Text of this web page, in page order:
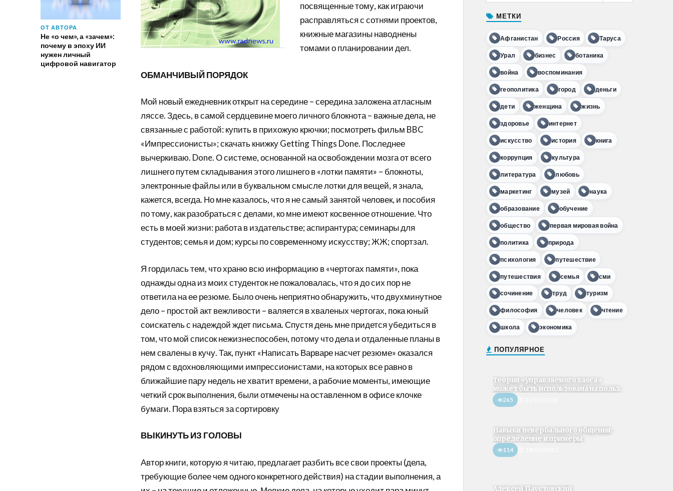
ОТ АВТОРА
Не «о чем», а «зачем»:
почему в эпоху ИИ
нужен личный
цифровой навигатор
посвященные тому, как играючи
расправляться с сотнями проектов,
книжные магазины наводнены
томами о планировании дел.
ОБМАНЧИВЫЙ ПОРЯДОК
Мой новый ежедневник открыт на середине – середина заложена атласным
ляссе. Здесь, в самой сердцевине моего личного блокнота – важные дела, не
связанные с работой: купить в прихожую крючки; посмотреть фильм BBC
«Импрессионисты»; скачать книжку Getting Things Done. Последнее
вычеркиваю. Done. О системе, основанной на освобождении мозга от всего
лишнего путем складывания этого лишнего в «лотки памяти» – блокноты,
электронные файлы или в буквальном смысле лотки для вещей, я знала,
кажется, всегда. Но мне казалось, что я не самый занятой человек, и пособия
по тому, как разобраться с делами, ко мне имеют косвенное отношение. Что
есть в моей жизни: работа в издательстве; аспирантура; семинары для
студентов; семья и дом; курсы по современному искусству; ЖЖ; спортзал.
Я гордилась тем, что храню всю информацию в «чертогах памяти», пока
однажды одна из моих студенток не пожаловалась, что я до сих пор не
ответила на ее резюме. Было очень неприятно обнаружить, что двухминутное
дело – простой акт вежливости – валяется в хваленых чертогах, пока юный
соискатель с надеждой ждет письма. Спустя день мне придется убедиться в
том, что мой список нежизнеспособен, потому что дела и отдаленные планы в
нем свалены в кучу. Так, пункт «Написать Варваре насчет резюме» оказался
рядом с вдохновляющими импрессионистами, на которых все равно в
ближайшие пару недель не хватит времени, а рабочие моменты, имеющие
четкий срок выполнения, были отмечены на оставленном в офисе клочке
бумаги. Пора взяться за сортировку
ВЫКИНУТЬ ИЗ ГОЛОВЫ
Автор книги, которую я читаю, предлагает разбить все свои проекты (дела,
требующие более чем одного конкретного действия) на стадии выполнения, а
МЕТКИ
Афганистан Россия Таруса
Урал бизнес ботаника
война воспоминания
геополитика город деньги
дети женщина жизнь
здоровье интернет
искусство история книга
коррупция культура
литература любовь
маркетинг музей наука
образование обучение
общество первая мировая война
политика природа
психология путешествие
путешествия семья сми
сочинение труд туризм
философия человек чтение
школа экономика
ПОПУЛЯРНОЕ
Теория «управляемого хаоса»
может быть использована на польз...
265
Навыки невербального общения:
определение и примеры
114
Алексей Паустовский